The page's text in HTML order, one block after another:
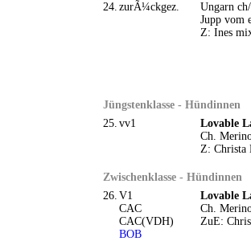
24. zurÃ¼ckgez. Ungarn
Jupp vom
Z: Ines
Jüngstenklasse - Hündinnen
25. vv1 Lovable
Ch.
Z: Christa
Zwischenklasse - Hündinnen
26. V1
CAC
CAC(VDH)
BOB
Lovable
Ch.
ZuE: